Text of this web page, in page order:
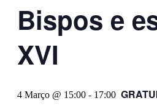
Bispos e
XVI
4 Março @ 15:00 - 17:00